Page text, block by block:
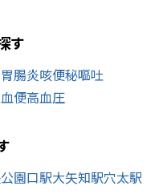
す
胃腸炎咳便秘嘔吐
血便高血圧
園口駅大矢知駅穴太駅